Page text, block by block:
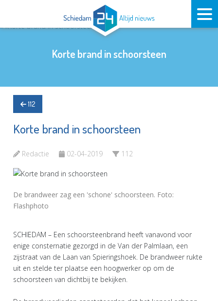
Korte brand in schoorsteen
112
Korte brand in schoorsteen
Redactie 02-04-2019 112
De brandweer zag een 'schone' schoorsteen. Foto:
Flashphoto
SCHIEDAM – Een schoorsteenbrand heeft vanavond voor
enige consternatie gezorgd in de Van der Palmlaan, een
zijstraat van de Laan van Spieringshoek. De brandweer rukte
uit en stelde ter plaatse een hoogwerker op om de
schoorsteen van dichtbij te bekijken.